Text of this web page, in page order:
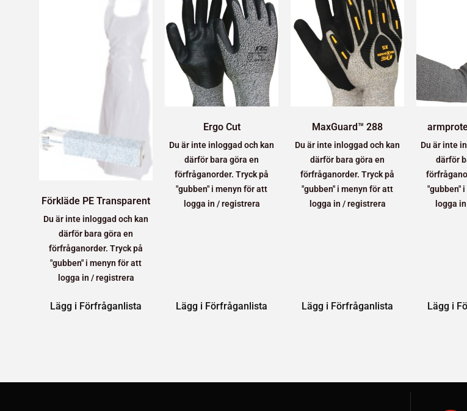
Förkläde PE Transparent
Du är inte inloggad och kan
därför bara göra en
förfråganorder. Tryck på
"gubben" i menyn för att
logga in / registrera
Lägg i Förfråganlista
Ergo Cut
Du är inte inloggad och kan
därför bara göra en
förfråganorder. Tryck på
"gubben" i menyn för att
logga in / registrera
Lägg i Förfråganlista
MaxGuard™ 288
Du är inte inloggad och kan
därför bara göra en
förfråganorder. Tryck på
"gubben" i menyn för att
logga in / registrera
Lägg i Förfråganlista
Du är inte
därför
"gubben"
logga
Lägg i